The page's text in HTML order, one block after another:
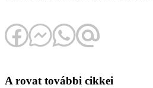
A rovat további cikkei